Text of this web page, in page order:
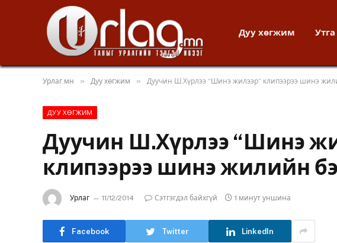
Дуу хөгжим
Урлаг.мн » Дуу хөгжим » Дуучин Ш.Хүрлээ “Шинэ жилээр” клипээрээ шинэ
ДУУ ХӨГЖИМ
Дуучин Ш.Хүрлээ “Шинэ
клипээрээ шинэ жилийн
Урлаг 11/12/2014 Сэтгэгдэл байхгүй 1 минут уншина
Facebook Twitter LinkedIn